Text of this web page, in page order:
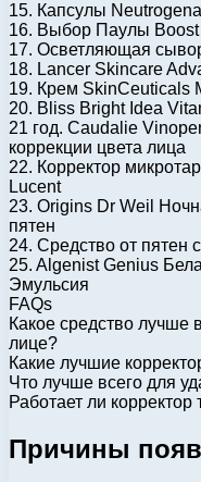
15. Капсулы
16. Выбор Паулы Boost
17. Осветляющая
18. Lancer Skincare
19. Крем SkinCeuticals
20. Bliss Bright Idea
21 год. Caudalie
коррекции цвета лица
22. Корректор
Lucent
23. Origins Dr Weil
пятен
24. Средство от пятен
25. Algenist Genius
Эмульсия
FAQs
Какое средство лучше
лице?
Какие лучшие
Что лучше всего для
Работает ли
Причины